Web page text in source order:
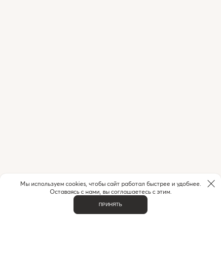
Мы используем cookies, чтобы сайт работал быстрее и удобнее.
Оставаясь с нами, вы соглашаетесь с этим.
ПРИНЯТЬ